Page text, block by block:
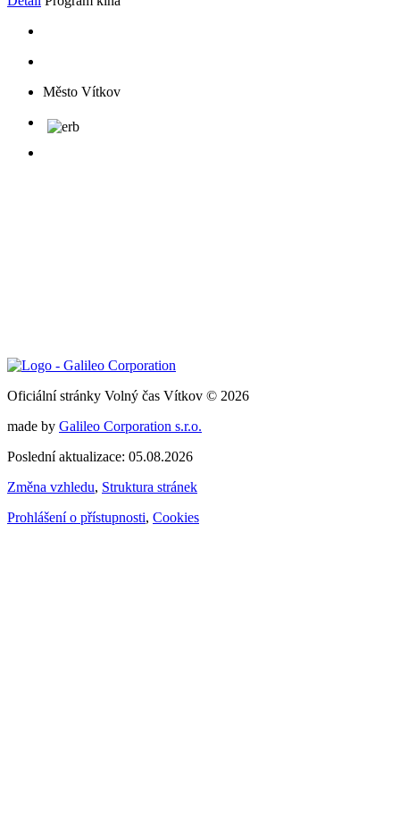
Město Vítkov
Oficiální stránky Volný čas Vítkov © 2026
made by Galileo Corporation s.r.o.
Poslední aktualizace: 05.08.2026
Změna vzhledu, Struktura stránek
Prohlášení o přístupnosti, Cookies